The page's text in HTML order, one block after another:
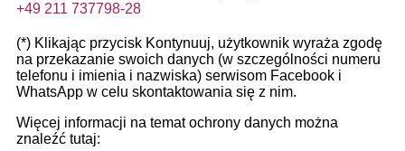
+49 211 737798-28
(*) Klikając przycisk Kontynuuj, użytkownik wyraża zgodę
na przekazanie swoich danych (w szczególności numeru
telefonu i imienia i nazwiska) serwisom Facebook i
WhatsApp w celu skontaktowania się z nim.
Więcej informacji na temat ochrony danych można
znaleźć tutaj: